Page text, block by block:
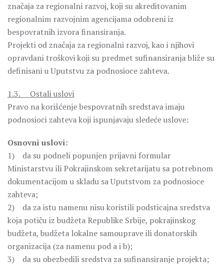
značaja za regionalni razvoj, koji su akreditovanim
regionalnim razvojnim agencijama odobreni iz
bespovratnih izvora finansiranja.
Projekti od značaja za regionalni razvoj, kao i njihovi
opravdani troškovi koji su predmet sufinansiranja bliže su
definisani u Uputstvu za podnosioce zahteva.
1.3. Ostali uslovi
Pravo na korišćenje bespovratnih sredstava imaju
podnosioci zahteva koji ispunjavaju sledeće uslove:
Osnovni uslovi:
1) da su podneli popunjen prijavni formular
Ministarstvu ili Pokrajinskom sekretarijatu sa potrebnom
dokumentacijom u skladu sa Uputstvom za podnosioce
zahteva;
2) da za istu namenu nisu koristili podsticajna sredstva
koja potiču iz budžeta Republike Srbije, pokrajinskog
budžeta, budžeta lokalne samouprave ili donatorskih
organizacija (za namenu pod a i b);
3) da su obezbedili sredstva za sufinansiranje projekta;